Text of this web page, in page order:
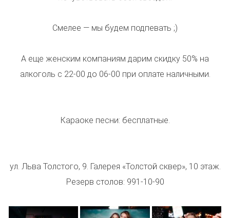
Смелее — мы будем подпевать ;)
А еще женским компаниям дарим скидку 50% на
алкоголь​ с 22-00 до 06-00 при оплате наличными.
Караоке песни: бесплатные.
ул. Льва Толстого, 9. Галерея «Толстой сквер», 10 этаж.
Резерв столов: 991-10-90